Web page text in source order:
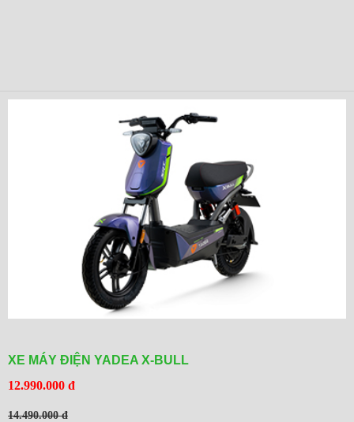
XE MÁY ĐIỆN YADEA X-BULL
12.990.000 đ
14.490.000 đ